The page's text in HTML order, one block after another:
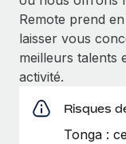
Remote prend
laisser vous
meilleurs talents
activité.
Risques
Tonga :